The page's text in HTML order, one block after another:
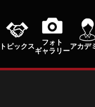
トピックス
フォト
ギャラリー
アカデ